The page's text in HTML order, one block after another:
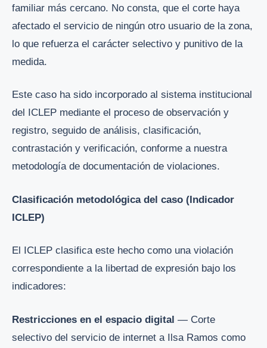
familiar más cercano. No consta, que el corte haya
afectado el servicio de ningún otro usuario de la zona,
lo que refuerza el carácter selectivo y punitivo de la
medida.
Este caso ha sido incorporado al sistema institucional
del ICLEP mediante el proceso de observación y
registro, seguido de análisis, clasificación,
contrastación y verificación, conforme a nuestra
metodología de documentación de violaciones.
Clasificación metodológica del caso (Indicador
ICLEP)
El ICLEP clasifica este hecho como una violación
correspondiente a la libertad de expresión bajo los
indicadores:
Restricciones en el espacio digital — Corte
selectivo del servicio de internet a Ilsa Ramos como